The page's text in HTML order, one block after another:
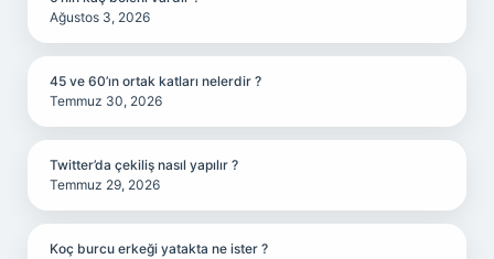
Ağustos 3, 2026
45 ve 60’ın ortak katları nelerdir ?
Temmuz 30, 2026
Twitter’da çekiliş nasıl yapılır ?
Temmuz 29, 2026
Koç burcu erkeği yatakta ne ister ?